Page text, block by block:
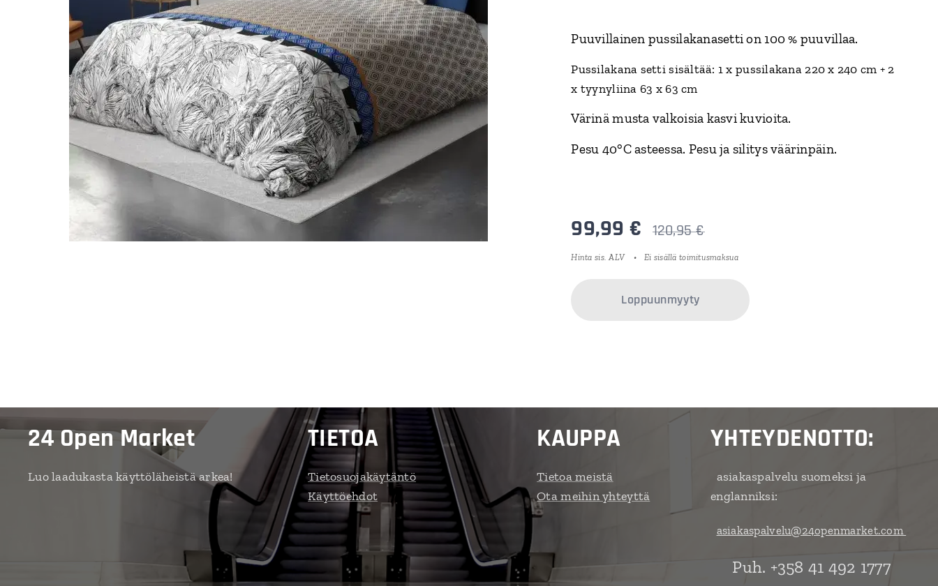
Puuvillainen pussilakanasetti on 100 % puuvillaa.
Pussilakana setti sisältää: 1 x pussilakana 220 x 240 cm + 2
x tyynyliina 63 x 63 cm
Värinä musta valkoisia kasvi kuvioita.
Pesu 40°C asteessa. Pesu ja silitys väärinpäin.
99,99 € 120,95€
Hinta sis. ALV Ei sisällä toimitusmaksua
Loppuunmyyty
24 Open Market
Luo laadukasta käyttöläheistä arkea!
TIETOA
Tietosuojakäytäntö
Käyttöehdot
KAUPPA
Tietoa meistä
Ota meihin yhteyttä
YHTEYDENOTTO:
asiakaspalvelu suomeksi ja
englanniksi:
asiakaspalvelu@24openmarket.com
Puh. +358 41 492 1777